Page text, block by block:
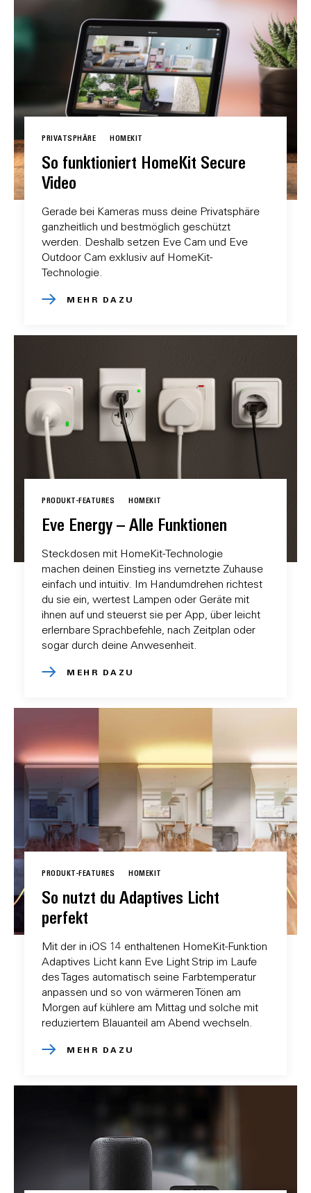
PRIVATSPHÄRE HOMEKIT
So funktioniert HomeKit Secure
Video
Gerade bei Kameras muss deine Privatsphäre
ganzheitlich und bestmöglich geschützt
werden. Deshalb setzen Eve Cam und Eve
Outdoor Cam exklusiv auf HomeKit-
Technologie.
MEHR DAZU
PRODUKT-FEATURES HOMEKIT
Eve Energy – Alle Funktionen
Steckdosen mit HomeKit-Technologie
machen deinen Einstieg ins vernetzte Zuhause
einfach und intuitiv. Im Handumdrehen richtest
du sie ein, wertest Lampen oder Geräte mit
ihnen auf und steuerst sie per App, über leicht
erlernbare Sprachbefehle, nach Zeitplan oder
sogar durch deine Anwesenheit.
MEHR DAZU
PRODUKT-FEATURES HOMEKIT
So nutzt du Adaptives Licht
perfekt
Mit der in iOS 14 enthaltenen HomeKit-Funktion
Adaptives Licht kann Eve Light Strip im Laufe
des Tages automatisch seine Farbtemperatur
anpassen und so von wärmeren Tönen am
Morgen auf kühlere am Mittag und solche mit
reduziertem Blauanteil am Abend wechseln.
MEHR DAZU